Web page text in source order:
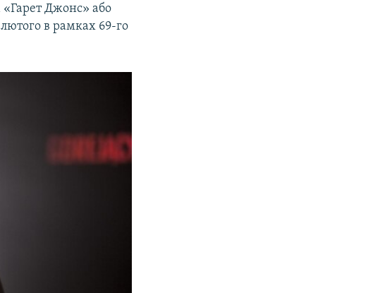
Джонс» або
лютого в рамках 69-го